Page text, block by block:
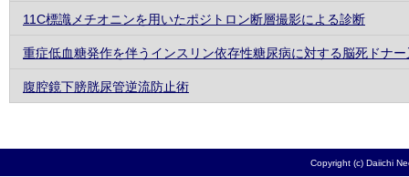
11C標識メチオニンを用いたポジトロン断層撮影による診断
重症低血糖発作を伴うインスリン依存性糖尿病に対する脳死ドナ
腹腔鏡下膀胱尿管逆流防止術
Copyright (c) Daiichi